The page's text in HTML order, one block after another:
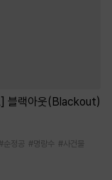
블랙아웃(Blackout)
순정공 #명랑수 #사건물